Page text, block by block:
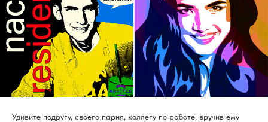
Удивите подругу, своего парня, коллегу по работе, вручив ему